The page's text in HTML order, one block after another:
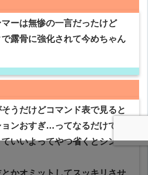
ーは無惨の一言だったけど
露骨に強化されて今めちゃん
うだけどコマンド表で見ると
ンおすぎ…ってなるだけでこ
いいよってやつ省くとシンプ